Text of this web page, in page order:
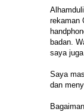
rekaman
badan.
saya
Saya
dan